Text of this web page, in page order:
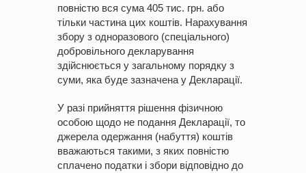
повністю вся сума 405 тис. грн. або
тільки частина цих коштів. Нарахування
збору з одноразового (спеціального)
добровільного декларування
здійснюється у загальному порядку з
суми, яка буде зазначена у Декларації.
У разі прийняття рішення фізичною
особою щодо не подання Декларації, то
джерела одержання (набуття) коштів
вважаються такими, з яких повністю
сплачено податки і збори відповідно до